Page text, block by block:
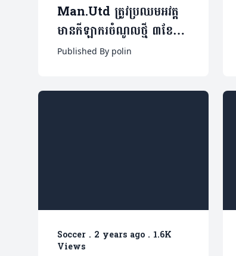
Man.Utd ត្រូវប្រឈមអវត្ត
មានកីឡាករចំណូលថ្មី ៣ខែ
ក្រោយវះកាត់របួសជោគជ័យ
Published By polin
Soccer . 2 years ago . 1.6K
Views